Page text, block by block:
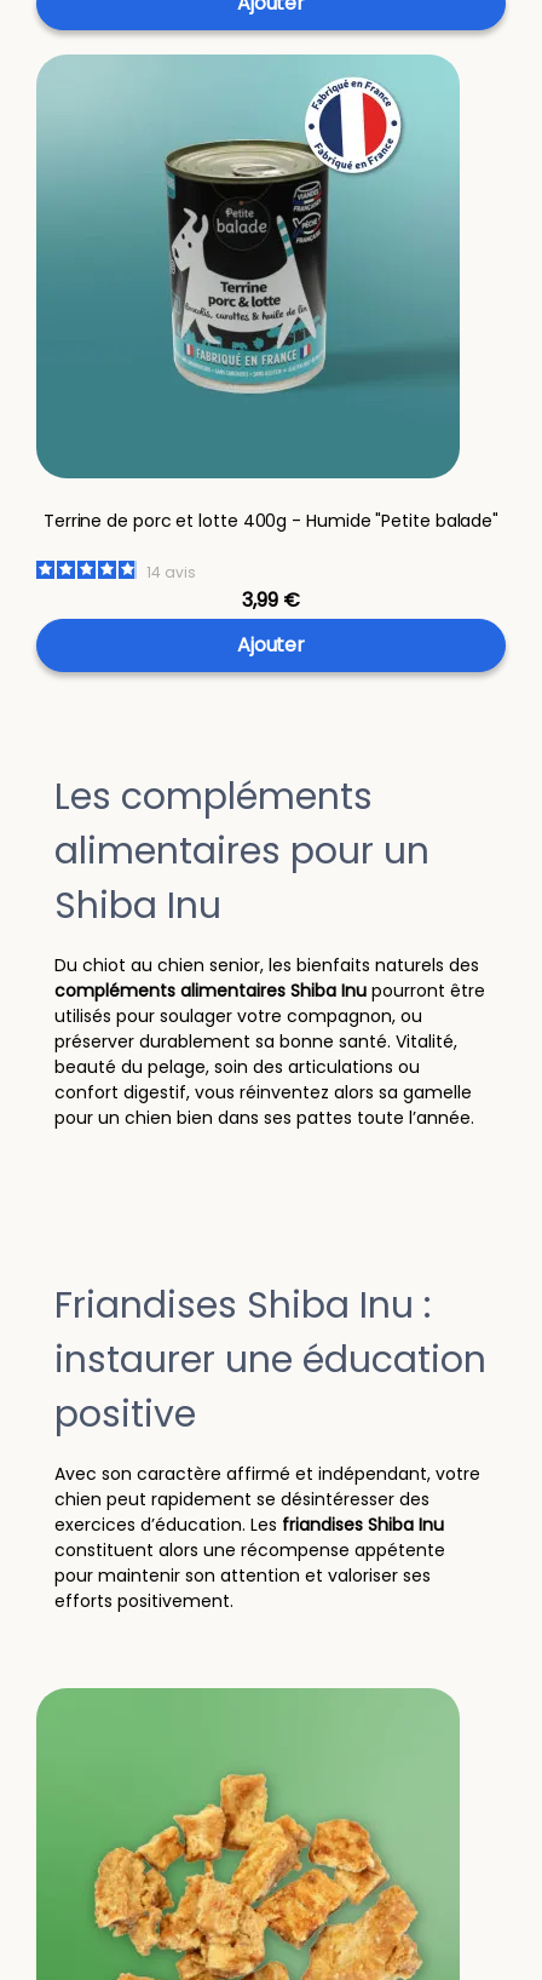
Terrine de porc et lotte 400g - Humide "Petite balade"
14 avis
3,99 €
Ajouter
Les compléments
alimentaires pour un
Shiba Inu
Du chiot au chien senior, les bienfaits naturels des
compléments alimentaires Shiba Inu pourront être
utilisés pour soulager votre compagnon, ou
préserver durablement sa bonne santé. Vitalité,
beauté du pelage, soin des articulations ou
confort digestif, vous réinventez alors sa gamelle
pour un chien bien dans ses pattes toute l’année.
Friandises Shiba Inu :
instaurer une éducation
positive
Avec son caractère affirmé et indépendant, votre
chien peut rapidement se désintéresser des
exercices d’éducation. Les friandises Shiba Inu
constituent alors une récompense appétente
pour maintenir son attention et valoriser ses
efforts positivement.